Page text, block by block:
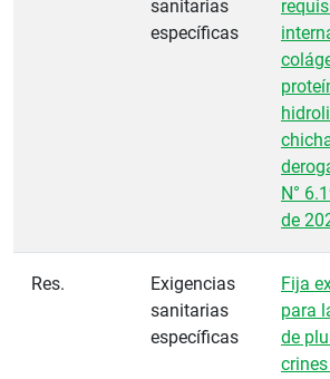
sanitarias
específicas
N°
de
Res.
Exigencias
sanitarias
específicas
Fija
para
de